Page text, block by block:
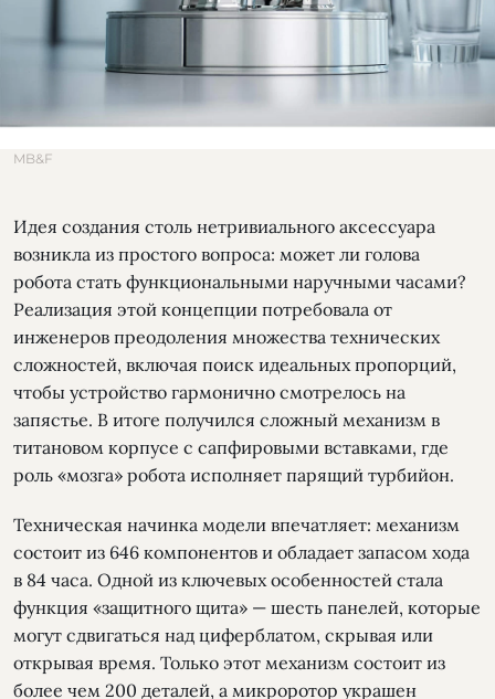
MB&F
Идея создания столь нетривиального аксессуара
возникла из простого вопроса: может ли голова
робота стать функциональными наручными часами?
Реализация этой концепции потребовала от
инженеров преодоления множества технических
сложностей, включая поиск идеальных пропорций,
чтобы устройство гармонично смотрелось на
запястье. В итоге получился сложный механизм в
титановом корпусе с сапфировыми вставками, где
роль «мозга» робота исполняет парящий турбийон.
Техническая начинка модели впечатляет: механизм
состоит из 646 компонентов и обладает запасом хода
в 84 часа. Одной из ключевых особенностей стала
функция «защитного щита» — шесть панелей, которые
могут сдвигаться над циферблатом, скрывая или
открывая время. Только этот механизм состоит из
более чем 200 деталей, а микроротор украшен